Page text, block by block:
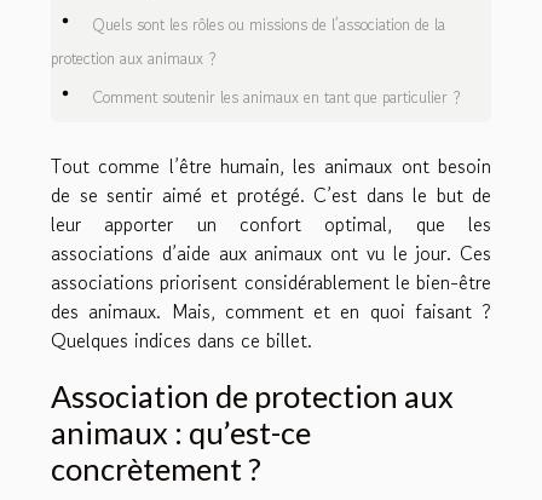
Quels sont les rôles ou missions de l’association de la
protection aux animaux ?
Comment soutenir les animaux en tant que particulier ?
Tout comme l’être humain, les animaux ont besoin
de se sentir aimé et protégé. C’est dans le but de
leur apporter un confort optimal, que les
associations d’aide aux animaux ont vu le jour. Ces
associations priorisent considérablement le bien-être
des animaux. Mais, comment et en quoi faisant ?
Quelques indices dans ce billet.
Association de protection aux
animaux : qu’est-ce
concrètement ?